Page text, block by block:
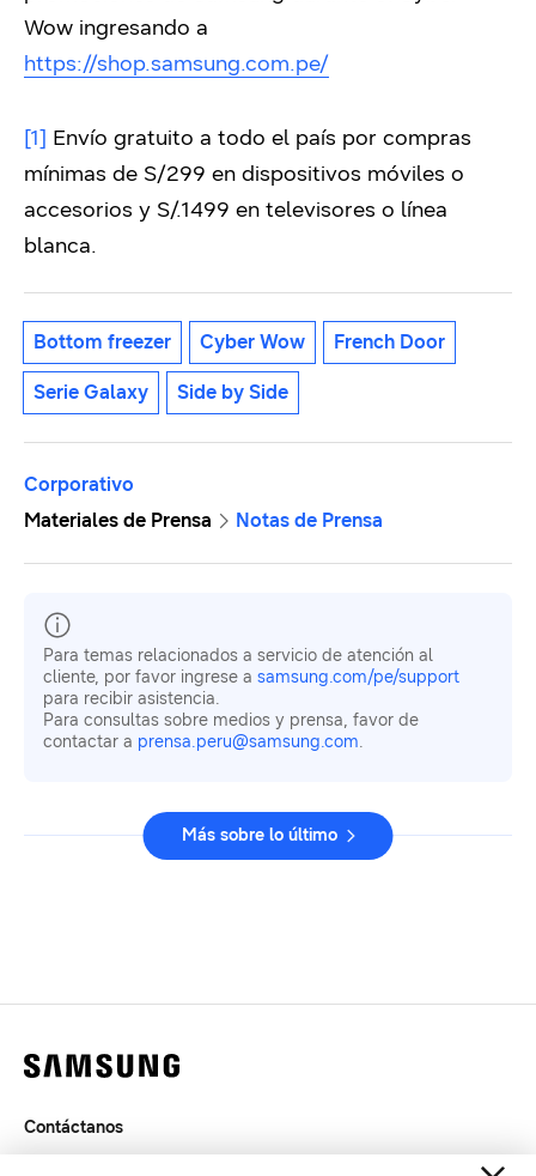
Wow ingresando a
https://shop.samsung.com.pe/
[1] Envío gratuito a todo el país por compras
mínimas de S/299 en dispositivos móviles o
accesorios y S/.1499 en televisores o línea
blanca.
Bottom freezer Cyber Wow French Door
Serie Galaxy Side by Side
Corporativo
Materiales de Prensa
Notas de Prensa
Para temas relacionados a servicio de atención al
cliente, por favor ingrese a samsung.com/pe/support
para recibir asistencia.
Para consultas sobre medios y prensa, favor de
contactar a prensa.peru@samsung.com.
Más sobre lo último
Contáctanos